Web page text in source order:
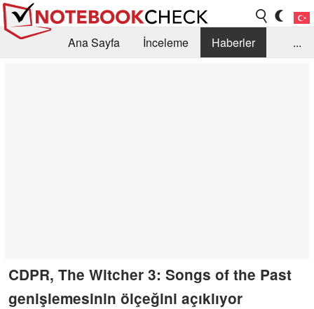
Ana Sayfa İnceleme
Haberler
...
CDPR, The Witcher 3: Songs of the Past
genişlemesinin ölçeğini açıklıyor